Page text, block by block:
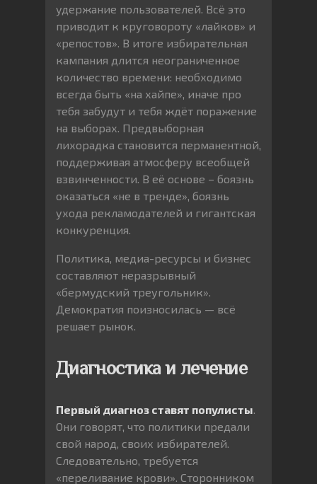
удержание пользователей. Всё это
приводит к круговороту «лайков» и
«репостов». В итоге избирательная
кампания длится неограниченное
количество времени: необходимо
всегда быть «на хайпе», иначе про
тебя забудут и тебя ждёт поражение
на выборах. Предвыборная
лихорадка становится перманентной,
поддерживая атмосферу всеобщей
взвинченности. В её основе – боязнь
оказаться «не в тренде», боязнь
ухода рекламодателей и гигантская
конкуренция.
Политика, медиа-ресурсы и бизнес
составляют неразрывный
«бермудский треугольник».
Демократия поизносилась — всё
решает рынок.
Диагностика и лечение
Первый диагноз ставят популисты.
Они говорят, что политики предали
свой народ, своих избирателей.
Следовательно, требуется
«переливание крови». Сторонником